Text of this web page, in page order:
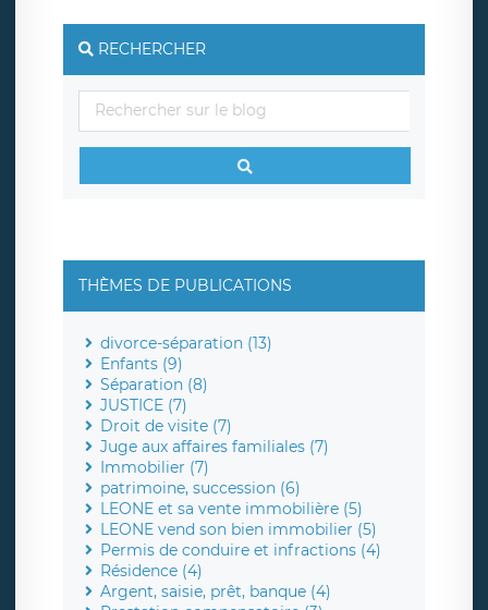
RECHERCHER
THÈMES DE PUBLICATIONS
divorce-séparation (13)
Enfants (9)
Séparation (8)
JUSTICE (7)
Droit de visite (7)
Juge aux affaires familiales (7)
Immobilier (7)
patrimoine, succession (6)
LEONE et sa vente immobilière (5)
LEONE vend son bien immobilier (5)
Permis de conduire et infractions (4)
Résidence (4)
Argent, saisie, prêt, banque (4)